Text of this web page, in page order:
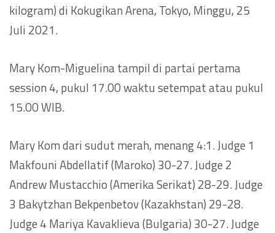
kilogram) di Kokugikan Arena, Tokyo, Minggu, 25
Juli 2021.
Mary Kom-Miguelina tampil di partai pertama
session 4, pukul 17.00 waktu setempat atau pukul
15.00 WIB.
Mary Kom dari sudut merah, menang 4:1. Judge 1
Makfouni Abdellatif (Maroko) 30-27. Judge 2
Andrew Mustacchio (Amerika Serikat) 28-29. Judge
3 Bakytzhan Bekpenbetov (Kazakhstan) 29-28.
Judge 4 Mariya Kavaklieva (Bulgaria) 30-27. Judge